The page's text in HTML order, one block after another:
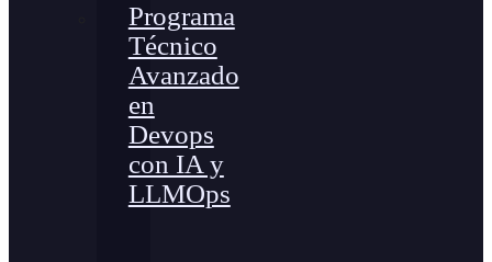
Programa
Técnico
Avanzado
en
Devops
con IA y
LLMOps